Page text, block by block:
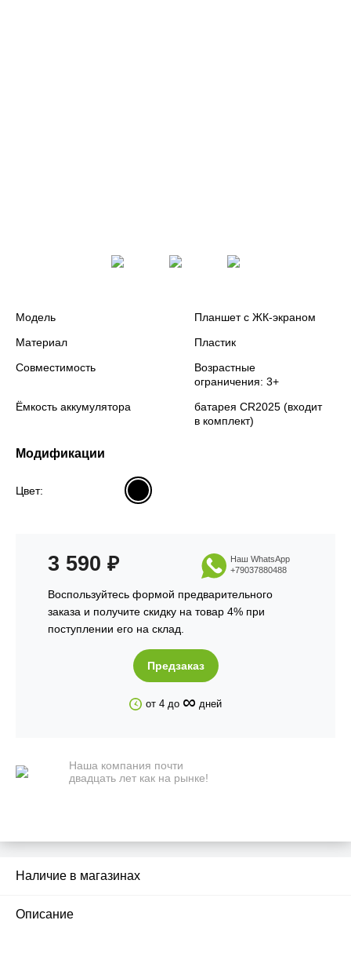
Модель
Планшет с ЖК-экраном
Материал
Пластик
Совместимость
Возрастные
ограничения: 3+
Ёмкость аккумулятора
батарея CR2025 (входит
в комплект)
Модификации
Цвет:
3 590 ₽
Воспользуйтесь формой предварительного
заказа и получите скидку на товар 4% при
поступлении его на склад.
Наш WhatsApp
+79037880488
Предзаказ
от 4 до ∞ дней
Наша компания почти
двадцать лет как на рынке!
Наличие в магазинах
Описание